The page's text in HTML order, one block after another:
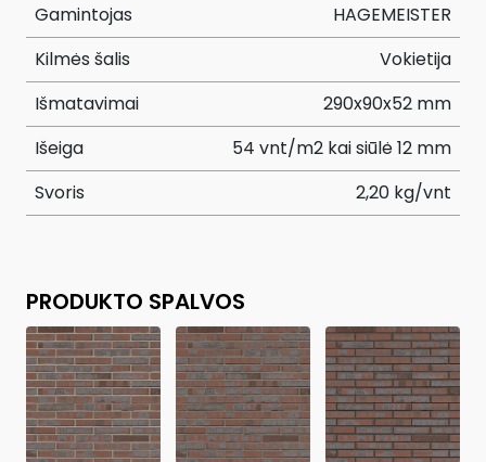
Gamintojas
HAGEMEISTER
Kilmės šalis
Vokietija
Išmatavimai
290x90x52 mm
Išeiga
54 vnt/m2 kai siūlė 12 mm
Svoris
2,20 kg/vnt
PRODUKTO SPALVOS